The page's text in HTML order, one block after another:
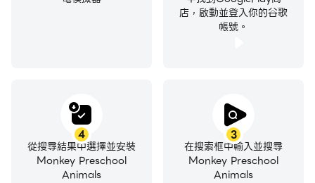
店，啟動並登入你的谷歌
帳號。
3
在搜索框中輸入並搜尋
Monkey Preschool
Animals
4
從搜尋結果中選擇並安裝
Monkey Preschool
Animals